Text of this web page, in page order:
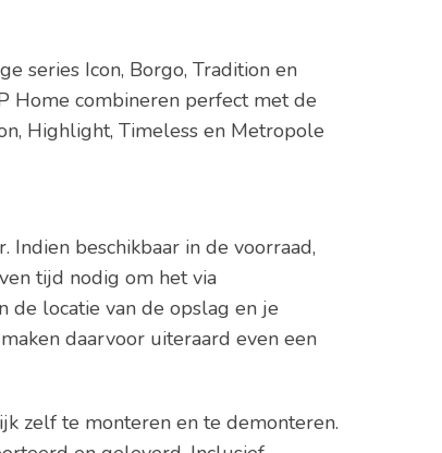
series Icon, Borgo, Tradition en
Home combineren perfect met de
Highlight, Timeless en Metropole
beschikbaar in de voorraad,
tijd nodig om het via
de locatie van de opslag en je
daarvoor uiteraard even een
zelf te monteren en te demonteren.